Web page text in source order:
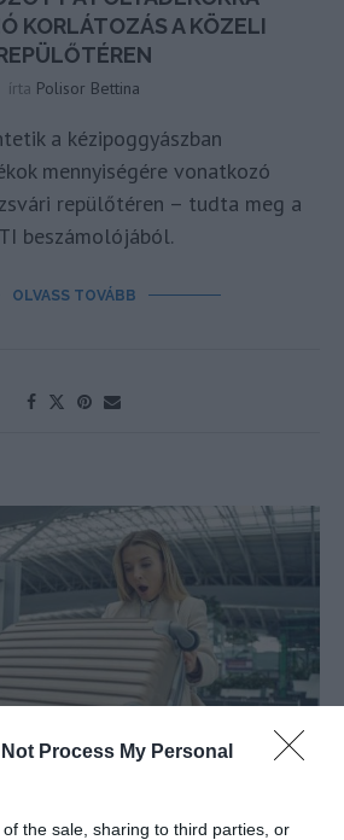
Not Process My Personal
the sale, sharing to third parties, or
KORLÁTOZÁS A KÖZELI
írta Polisor Bettina
a kézipoggyászban
mennyiségére vonatkozó
repülőtéren – tudta meg a
beszámolójából.
OLVASS TOVÁBB